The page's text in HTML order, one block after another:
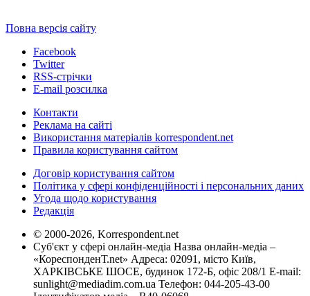
Повна версія сайту
Facebook
Twitter
RSS-стрічки
E-mail розсилка
Контакти
Реклама на сайті
Використання матеріалів korrespondent.net
Правила користування сайтом
Договір користування сайтом
Політика у сфері конфіденційності і персональних даних
Угода щодо користування
Редакція
© 2000-2026, Korrespondent.net
Суб'єкт у сфері онлайн-медіа Назва онлайн-медіа –
«КореспонденТ.net» Адреса: 02091, місто Київ,
ХАРКІВСЬКЕ ШОСЕ, будинок 172-Б, офіс 208/1 E-mail:
sunlight@mediadim.com.ua Телефон: 044-205-43-00